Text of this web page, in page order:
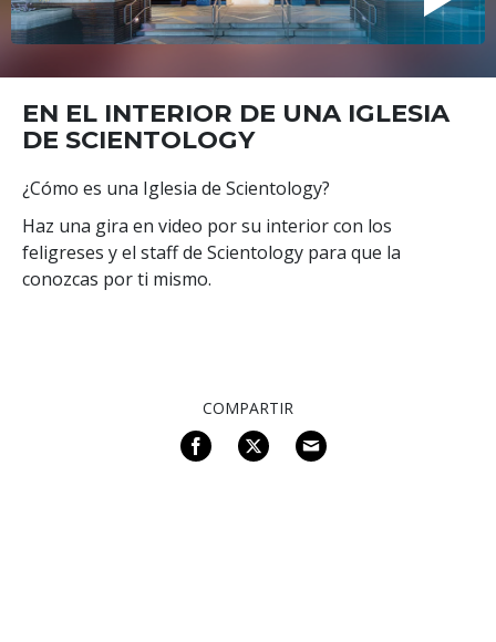
EN EL INTERIOR DE UNA IGLESIA
DE SCIENTOLOGY
¿Cómo es una Iglesia de Scientology?
Haz una gira en video por su interior con los
feligreses y el staff de Scientology para que la
conozcas por ti mismo.
COMPARTIR